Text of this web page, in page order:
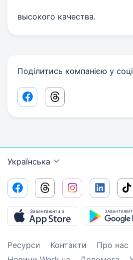
высокого качества.
Поділитись компанією у
Facebook share link
Threads share link
Українська
Ресурси Контакти Про нас